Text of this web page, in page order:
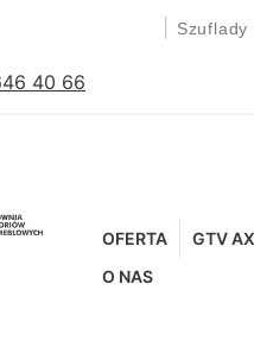
40 66
OFERTA
GTV
O NAS